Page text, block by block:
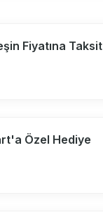
Fiyatına Taksit
Özel Hediye